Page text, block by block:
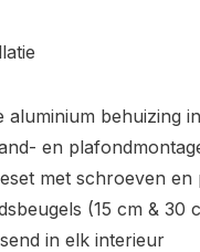
aluminium behuizing
en
met schroeven en
(15 cm & 30
in elk interieur